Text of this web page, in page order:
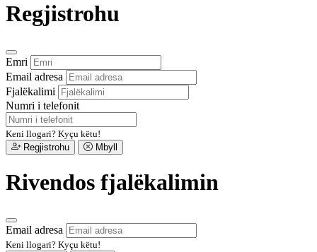
Regjistrohu
Emri
Email adresa
Fjalëkalimi
Numri i telefonit
Keni llogari? Kyçu këtu!
Regjistrohu
Mbyll
Rivendos fjalëkalimin
Email adresa
Keni llogari? Kyçu këtu!